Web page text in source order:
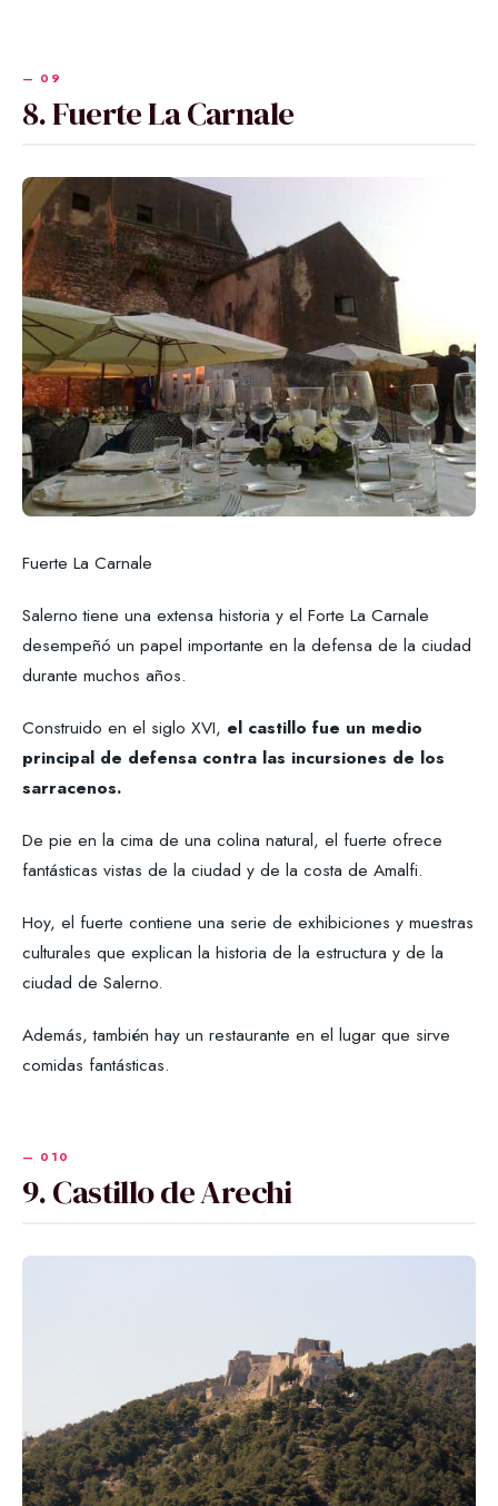
8. Fuerte La Carnale
Fuerte La Carnale
Salerno tiene una extensa historia y el Forte La Carnale
desempeñó un papel importante en la defensa de la ciudad
durante muchos años.
Construido en el siglo XVI, el castillo fue un medio
principal de defensa contra las incursiones de los
sarracenos.
De pie en la cima de una colina natural, el fuerte ofrece
fantásticas vistas de la ciudad y de la costa de Amalfi.
Hoy, el fuerte contiene una serie de exhibiciones y muestras
culturales que explican la historia de la estructura y de la
ciudad de Salerno.
Además, también hay un restaurante en el lugar que sirve
comidas fantásticas.
9. Castillo de Arechi